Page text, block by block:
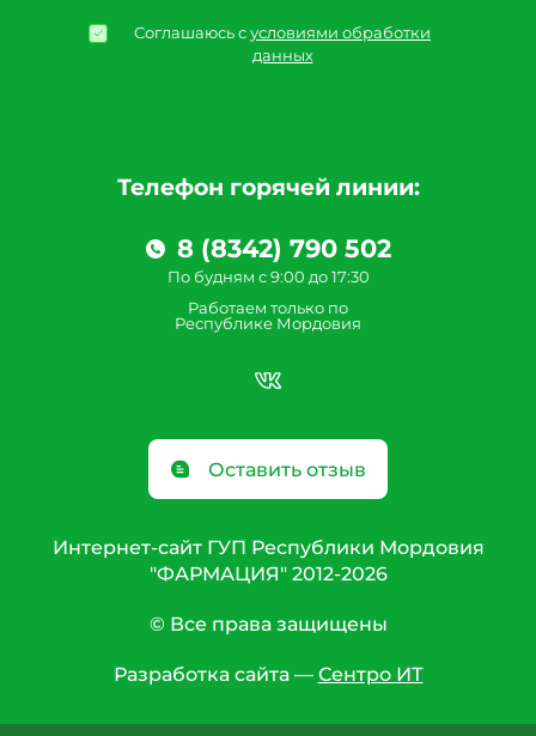
Телефон горячей линии:
8 (8342) 790 502
По будням с 9:00 до 17:30
Работаем только по
Республике Мордовия
Оставить отзыв
Соглашаюсь сусловиями обработки
данных
Интернет-сайт ГУП Республики Мордовия
"ФАРМАЦИЯ" 2012-2026
© Все права защищены
Разработка сайта — Сентро ИТ